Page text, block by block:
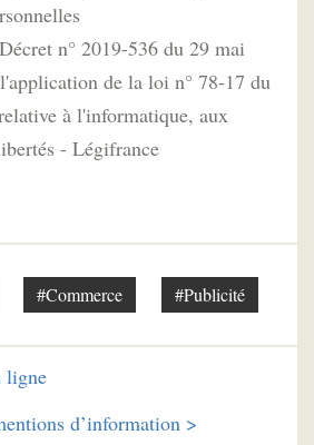
n° 2019-536 du 29 mai
de la loi n° 78-17 du
à l'informatique, aux
- Légifrance
#Commerce #Publicité
ligne
d’information >